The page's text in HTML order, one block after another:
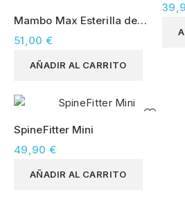
Mambo Max Esterilla de
Ejercicio (1,5 x 60 x 180
51,00 €
AÑADIR AL CARRITO
SpineFitter Mini
49,90 €
AÑADIR AL CARRITO